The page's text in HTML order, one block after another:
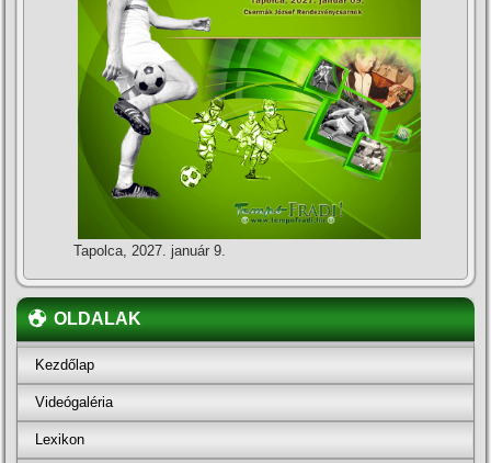
Tapolca, 2027. január 9.
OLDALAK
Kezdőlap
Videógaléria
Lexikon